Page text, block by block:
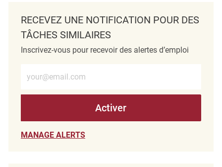
RECEVEZ UNE NOTIFICATION POUR DES
TÂCHES SIMILAIRES
Inscrivez-vous pour recevoir des alertes d’emploi
Activer
MANAGE ALERTS